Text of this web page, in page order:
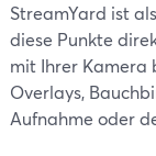
StreamYard ist
diese Punkte
mit Ihrer Kamera
Overlays,
Aufnahme oder